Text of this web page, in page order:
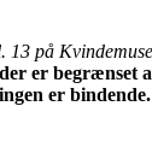
13 på
er begrænset
er bindende.